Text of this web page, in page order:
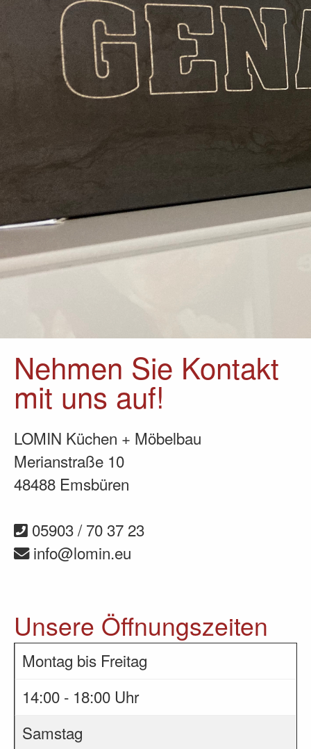
Nehmen Sie Kontakt
mit uns auf!
LOMIN Küchen + Möbelbau
Merianstraße 10
48488 Emsbüren
05903 / 70 37 23
info@lomin.eu
Unsere Öffnungszeiten
Montag bis Freitag
14:00 - 18:00 Uhr
Samstag